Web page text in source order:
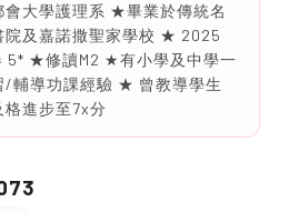
大學護理系 ★畢業於傳統名
院及嘉諾撒聖家學校 ★ 2025
5* ★修讀M2 ★有小學及中學一
/輔導功課經驗 ★ 曾教導學生
進步至7x分